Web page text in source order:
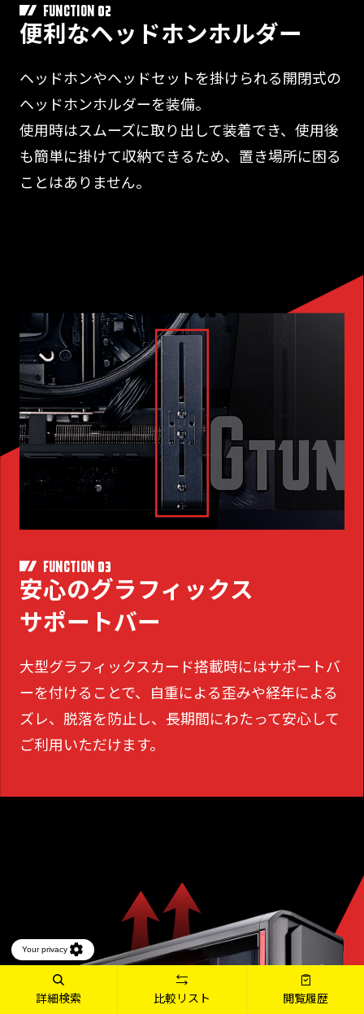
FUNCTION 02
便利なヘッドホンホルダー
ヘッドホンやヘッドセットを掛けられる開閉式の
ヘッドホンホルダーを装備。
使用時はスムーズに取り出して装着でき、使用後
も簡単に掛けて収納できるため、置き場所に困る
ことはありません。
FUNCTION 03
安心のグラフィックス
サポートバー
大型グラフィックスカード搭載時にはサポートバ
ーを付けることで、
自重による歪みや経年による
ズレ、脱落を防止し、長期間にわたって安心して
ご利用いただけます。
詳細検索 比較リスト 閲覧履歴